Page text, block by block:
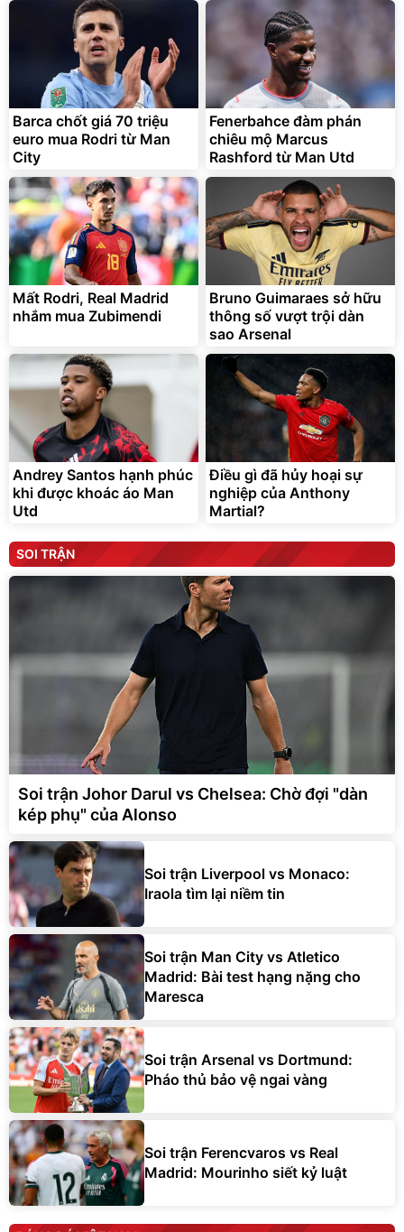
Barca chốt giá 70 triệu
euro mua Rodri từ Man
City
Fenerbahce đàm phán
chiêu mộ Marcus
Rashford từ Man Utd
Mất Rodri, Real Madrid
nhắm mua Zubimendi
Bruno Guimaraes sở hữu
thông số vượt trội dàn
sao Arsenal
Andrey Santos hạnh phúc
khi được khoác áo Man
Utd
Điều gì đã hủy hoại sự
nghiệp của Anthony
Martial?
SOI TRẬN
Soi trận Johor Darul vs Chelsea: Chờ đợi "dàn
kép phụ" của Alonso
Soi trận Liverpool vs Monaco:
Iraola tìm lại niềm tin
Soi trận Man City vs Atletico
Madrid: Bài test hạng nặng cho
Maresca
Soi trận Arsenal vs Dortmund:
Pháo thủ bảo vệ ngai vàng
Soi trận Ferencvaros vs Real
Madrid: Mourinho siết kỷ luật